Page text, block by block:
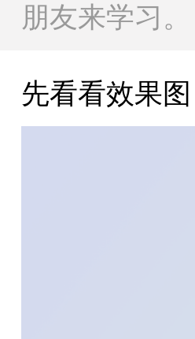
朋友来学习。
先看看效果图